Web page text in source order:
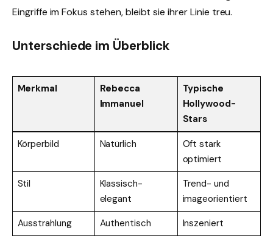
Eingriffe im Fokus stehen, bleibt sie ihrer Linie treu.
Unterschiede im Überblick
Merkmal
Rebecca
Immanuel
Typische
Hollywood-
Stars
Körperbild Natürlich
Oft stark
optimiert
Stil
Klassisch-
elegant
Trend- und
imageorientiert
Ausstrahlung
Authentisch Inszeniert